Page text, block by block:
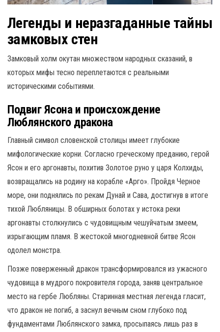
Легенды и неразгаданные тайны
замковых стен
Замковый холм окутан множеством народных сказаний, в
которых мифы тесно переплетаются с реальными
историческими событиями.
Подвиг Ясона и происхождение
Люблянского дракона
Главный символ словенской столицы имеет глубокие
мифологические корни. Согласно греческому преданию, герой
Ясон и его аргонавты, похитив Золотое руно у царя Колхиды,
возвращались на родину на корабле «Арго». Пройдя Черное
море, они поднялись по рекам Дунай и Сава, достигнув в итоге
тихой Любляницы. В обширных болотах у истока реки
аргонавты столкнулись с чудовищным чешуйчатым змеем,
изрыгающим пламя. В жестокой многодневной битве Ясон
одолел монстра.
Позже поверженный дракон трансформировался из ужасного
чудовища в мудрого покровителя города, заняв центральное
место на гербе Любляны. Старинная местная легенда гласит,
что дракон не погиб, а заснул вечным сном глубоко под
фундаментами Люблянского замка, просыпаясь лишь раз в